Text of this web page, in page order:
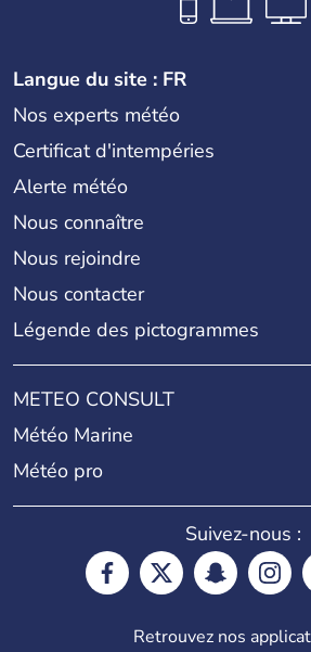
Langue du site : FR
Nos experts météo
Certificat d'intempéries
Alerte météo
Nous connaître
Nous rejoindre
Nous contacter
Légende des pictogrammes
METEO CONSULT
Météo Marine
Météo pro
Suivez-nous :
Retrouvez nos